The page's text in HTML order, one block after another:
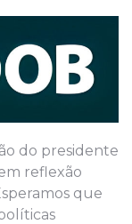
do presidente
reflexão
que